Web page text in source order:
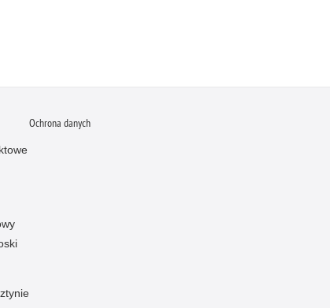
Ochrona danych